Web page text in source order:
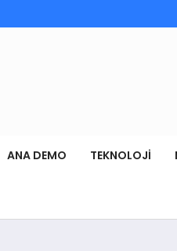
ANA DEMO TEKNOLOJI